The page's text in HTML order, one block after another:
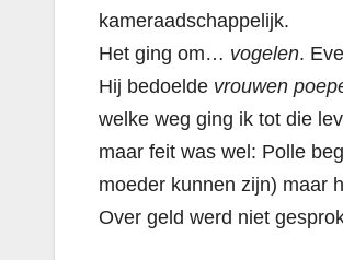
kameraadschappelijk.
Het ging om… vogelen.
Hij bedoelde vrouwen
welke weg ging ik tot die
maar feit was wel: Polle
moeder kunnen zijn) maar
Over geld werd niet